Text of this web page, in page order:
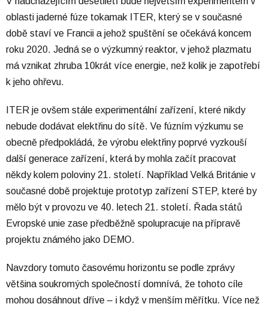
oblasti jaderné fúze tokamak ITER, který se v současné
době staví ve Francii a jehož spuštění se očekává koncem
roku 2020. Jedná se o výzkumný reaktor, v jehož plazmatu
má vznikat zhruba 10krát více energie, než kolik je zapotřebí
k jeho ohřevu.
ITER je ovšem stále experimentální zařízení, které nikdy
nebude dodávat elektřinu do sítě. Ve fúzním výzkumu se
obecně předpokládá, že výrobu elektřiny poprvé vyzkouší
další generace zařízení, která by mohla začít pracovat
někdy kolem poloviny 21. století. Například Velká Británie v
současné době projektuje prototyp zařízení STEP, které by
mělo být v provozu ve 40. letech 21. století. Řada států
Evropské unie zase předběžně spolupracuje na přípravě
projektu známého jako DEMO.
Navzdory tomuto časovému horizontu se podle zprávy
většina soukromých společností domnívá, že tohoto cíle
mohou dosáhnout dříve – i když v menším měřítku. Více než